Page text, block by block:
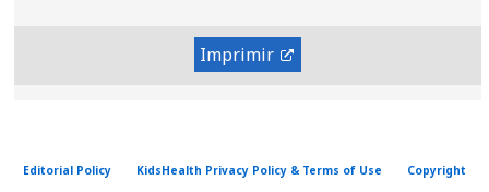
Imprimir
Editorial Policy KidsHealth Privacy Policy & Terms of Use Copyright